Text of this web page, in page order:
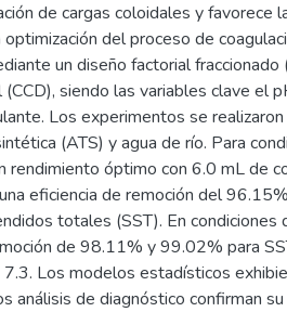
de cargas coloidales y favorece
del proceso de
un diseño factorial
siendo las variables clave el
Los experimentos se
(ATS) y agua de río. Para
rendimiento óptimo con 6.0 mL de
eficiencia de remoción del
totales (SST). En condiciones
de 98.11% y 99.02% para
Los modelos estadísticos
análisis de diagnóstico confirman su